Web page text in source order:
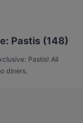
Pastis (148)
Pastis! All
diners.